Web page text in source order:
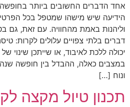
אחד הדברים החשובים ביותר
הידיעה שיש מישהו שמטפל בכל
וליהנות באמת מהחוויה. עם זאת, גם
דברים בלתי צפויים עלולים לקרות:
יכולה ללכת לאיבוד, או שייתכן שינוי
במצבים כאלה, ההבדל בין חופשה
ונוח […]
תכנון טיול מקצה